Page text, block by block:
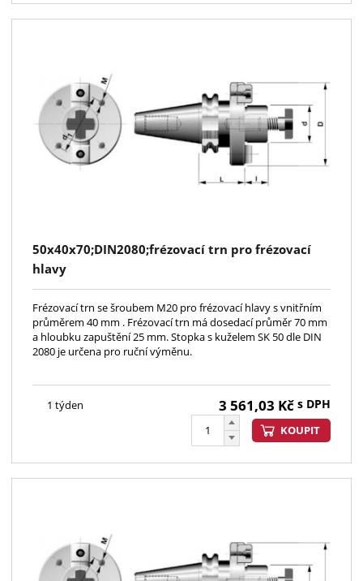
50x40x70;DIN2080;frézovací trn pro frézovací
hlavy
Frézovací trn se šroubem M20 pro frézovací hlavy s vnitřním
průměrem 40 mm . Frézovací trn má dosedací průměr 70 mm
a hloubku zapuštění 25 mm. Stopka s kuželem SK 50 dle DIN
2080 je určena pro ruční výměnu.
1 týden 3 561,03 Kč s DPH
KOUPIT